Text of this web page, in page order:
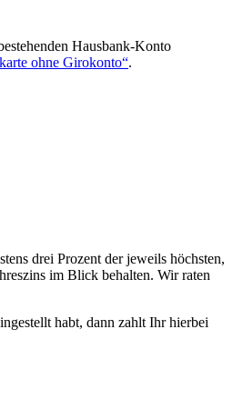
Hausbank-Konto
ohne Girokonto“.
drei Prozent der jeweils höchsten,
im Blick behalten. Wir raten
habt, dann zahlt Ihr hierbei